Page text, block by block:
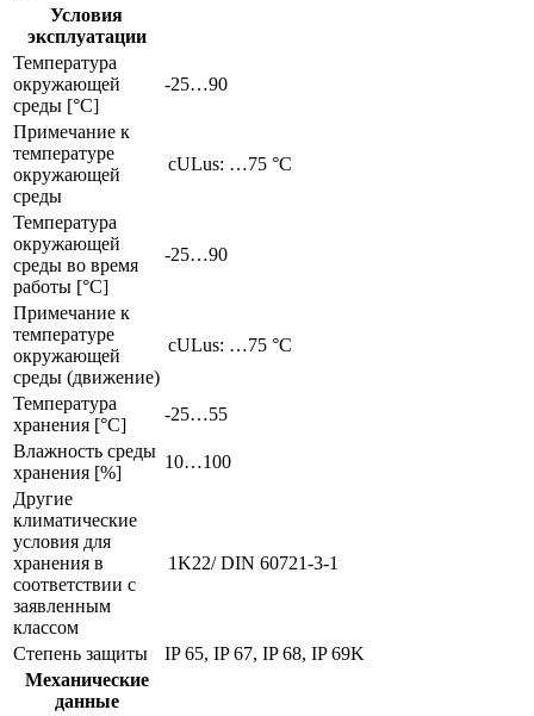
Условия
эксплуатации
Температура
окружающей
среды [°C]
-25…90
Примечание к
температуре
окружающей
среды
cULus: …75 °C
Температура
окружающей
среды во время
работы [°C]
-25…90
Примечание к
температуре
окружающей
среды (движение)
cULus: …75 °C
Температура
хранения [°C]
-25…55
Влажность среды
хранения [%]
10…100
Другие
климатические
условия для
хранения в
соответствии с
заявленным
классом
1K22/ DIN 60721-3-1
Степень защиты
IP 65, IP 67, IP 68, IP 69K
Механические
данные